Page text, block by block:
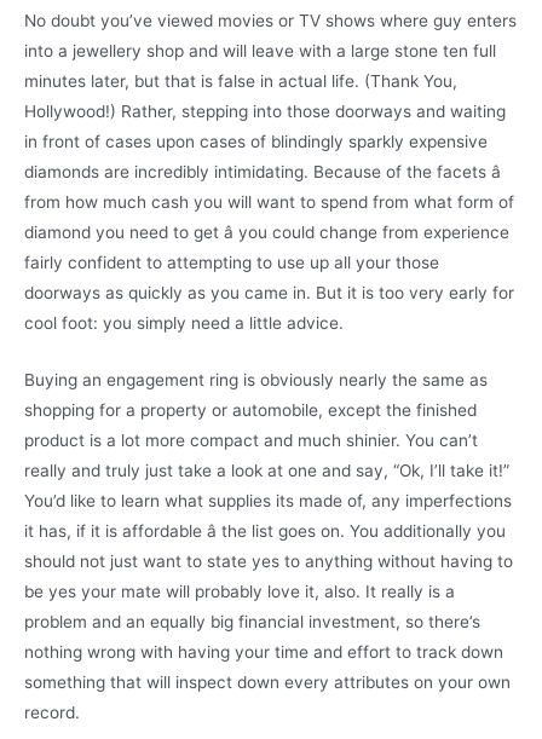
No doubt you’ve viewed movies or TV shows where guy enters
into a jewellery shop and will leave with a large stone ten full
minutes later, but that is false in actual life. (Thank You,
Hollywood!) Rather, stepping into those doorways and waiting
in front of cases upon cases of blindingly sparkly expensive
diamonds are incredibly intimidating. Because of the facets â
from how much cash you will want to spend from what form of
diamond you need to get â you could change from experience
fairly confident to attempting to use up all your those
doorways as quickly as you came in. But it is too very early for
cool foot: you simply need a little advice.
Buying an engagement ring is obviously nearly the same as
shopping for a property or automobile, except the finished
product is a lot more compact and much shinier. You can’t
really and truly just take a look at one and say, “Ok, I’ll take it!”
You’d like to learn what supplies its made of, any imperfections
it has, if it is affordable â the list goes on. You additionally you
should not just want to state yes to anything without having to
be yes your mate will probably love it, also. It really is a
problem and an equally big financial investment, so there’s
nothing wrong with having your time and effort to track down
something that will inspect down every attributes on your own
record.